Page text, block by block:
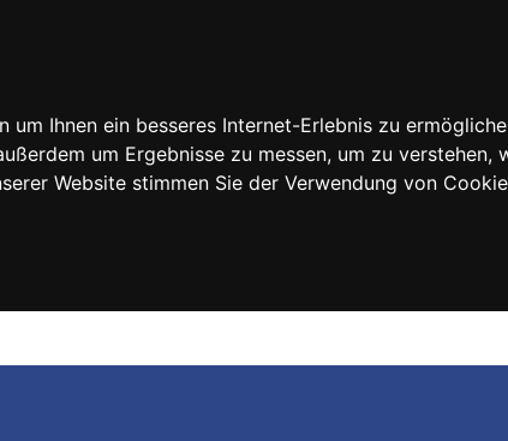
Ihnen ein besseres Internet-Erlebnis zu
um Ergebnisse zu messen, um zu verstehen,
Website stimmen Sie der Verwendung von